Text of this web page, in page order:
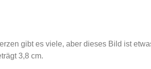
gibt es viele, aber dieses Bild ist
3,8 cm.